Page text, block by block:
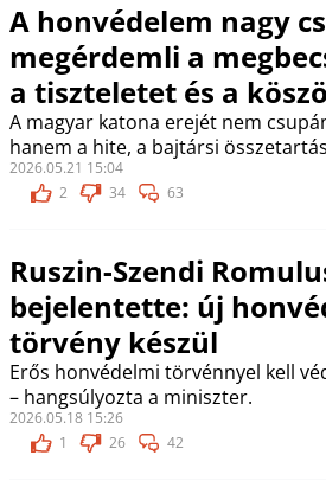
A honvédelem nagy
megérdemli a
a tiszteletet és a
A magyar katona erejét nem
hanem a hite, a bajtársi
2026.05.21 15:04
2
34 63
Ruszin-Szendi
bejelentette: új
törvény készül
Erős honvédelmi törvénnyel kell
– hangsúlyozta a miniszter.
2026.05.18 15:26
1
26 42